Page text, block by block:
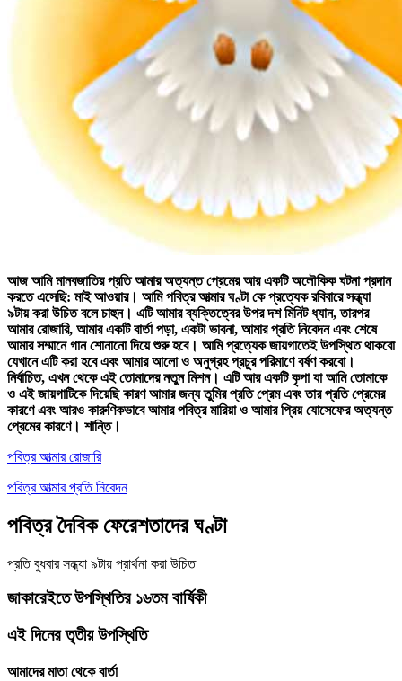
আজ আমি মানবজাতির প্রতি আমার অত্যন্ত প্রেমের আর একটি অলৌকিক ঘটনা প্রদান
করতে এসেছি: মাই আওয়ার। আমিপবিত্র আত্মার ঘণ্টাকে প্রত্যেক রবিবারে সন্ধ্যা
৯টায় করা উচিত বলে চাহুন। এটি আমার ব্যক্তিত্বের উপর দশ মিনিট ধ্যান, তারপর
আমার রোজারি, আমার একটি বার্তা পড়া, একটা ভাবনা, আমার প্রতি নিবেদন এবং শেষে
আমার সম্মানে গান শোনানো দিয়ে শুরু হবে। আমি প্রত্যেক জায়গাতেই উপস্থিত থাকবো
যেখানে এটি করা হবে এবং আমার আলো ও অনুগ্রহ প্রচুর পরিমাণে বর্ষণ করবো।
নির্বাচিত, এখন থেকে এই তোমাদের নতুন মিশন। এটি আর একটি কৃপা যা আমি তোমাকে
ও এই জায়গাটিকে দিয়েছি কারণ আমার জন্য তুমির প্রতি প্রেম এবং তার প্রতি প্রেমের
কারণে এবং আরও কারুণিকভাবে আমার পবিত্র মারিয়া ও আমার প্রিয় যোসেফের অত্যন্ত
প্রেমের কারণে। শান্তি।
পবিত্র আত্মার রোজারি
পবিত্র আত্মার প্রতি নিবেদন
পবিত্র দৈবিক ফেরেশতাদের ঘণ্টা
প্রতি বুধবার সন্ধ্যা ৯টায় প্রার্থনা করা উচিত
জাকারেইতে উপস্থিতির ১৬তম বার্ষিকী
এই দিনের তৃতীয় উপস্থিতি
আমাদের মাতা থেকে বার্তা